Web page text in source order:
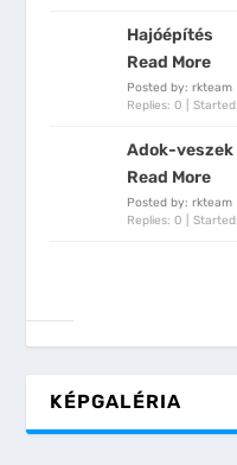
Hajóépítés
Read More
Posted by: rkteam
Replies: 0
Adok-
Read More
Posted by: rkteam
Replies: 0
KÉPGALÉRIA